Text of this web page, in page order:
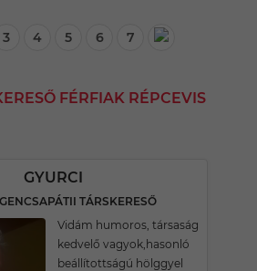
3 4 5 6 7
FÉRFIAK RÉPCEVIS
GYURCI
TÁRSKERESŐ
Vidám humoros, társaság
kedvelő vagyok,hasonló
beállítottságú hölggyel